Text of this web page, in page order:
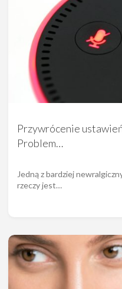
Przywrócenie
Problem…
Jedną z bardziej
rzeczy jest…